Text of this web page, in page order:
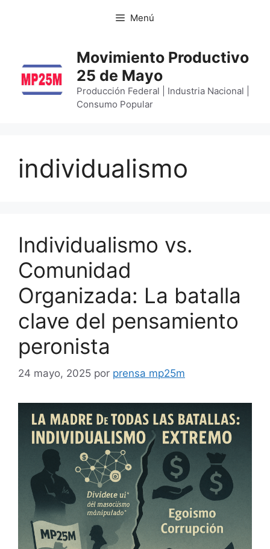
Menú
Movimiento Productivo
25 de Mayo
Producción Federal | Industria Nacional |
Consumo Popular
individualismo
Individualismo vs.
Comunidad
Organizada: La batalla
clave del pensamiento
peronista
24 mayo, 2025 por prensa mp25m